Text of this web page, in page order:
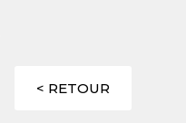
< RETOUR